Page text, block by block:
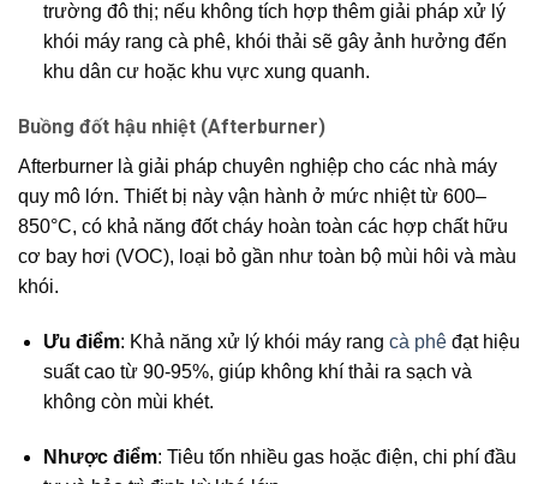
trường đô thị; nếu không tích hợp thêm giải pháp xử lý
khói máy rang cà phê, khói thải sẽ gây ảnh hưởng đến
khu dân cư hoặc khu vực xung quanh.
Buồng đốt hậu nhiệt (Afterburner)
Afterburner là giải pháp chuyên nghiệp cho các nhà máy
quy mô lớn. Thiết bị này vận hành ở mức nhiệt từ 600–
850°C, có khả năng đốt cháy hoàn toàn các hợp chất hữu
cơ bay hơi (VOC), loại bỏ gần như toàn bộ mùi hôi và màu
khói.
Ưu điểm: Khả năng xử lý khói máy rang cà phêđạt hiệu
suất cao từ 90-95%, giúp không khí thải ra sạch và
không còn mùi khét.
Nhược điểm: Tiêu tốn nhiều gas hoặc điện, chi phí đầu